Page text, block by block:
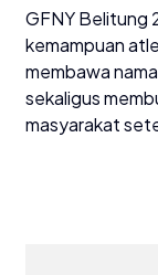
GFNY Belitung
kemampuan
membawa
sekaligus
masyarakat